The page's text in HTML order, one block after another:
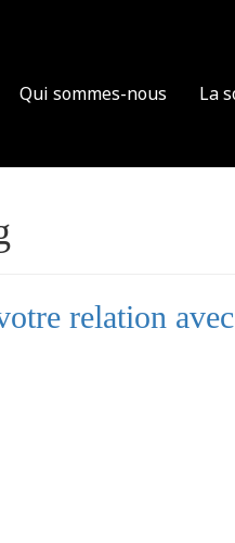
Qui sommes-nous La
relation